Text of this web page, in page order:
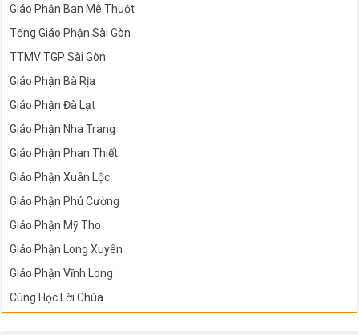
Giáo Phận Ban Mê Thuột
Tổng Giáo Phận Sài Gòn
TTMV TGP Sài Gòn
Giáo Phận Bà Rịa
Giáo Phận Đà Lạt
Giáo Phận Nha Trang
Giáo Phận Phan Thiết
Giáo Phận Xuân Lộc
Giáo Phận Phú Cường
Giáo Phận Mỹ Tho
Giáo Phận Long Xuyên
Giáo Phận Vĩnh Long
Cùng Học Lời Chúa